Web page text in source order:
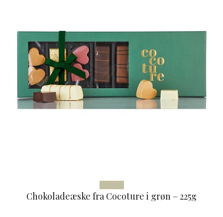
Udsolgt
Chokoladeæske fra Cocoture i grøn – 225g